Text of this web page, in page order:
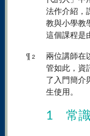
法作介紹，
教與小學教
這個課程是
¶ 2
兩位講師在
管如此，資
了入門簡介
生使用。
1 常識